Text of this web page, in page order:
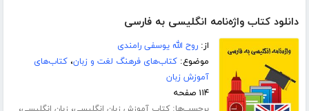
دانلود کتاب واژه‌نامه انگلیسی به فارسی
از:روح الله یوسفی رامندی
موضوع:کتاب‌های فرهنگ لغت و زبان،کتاب‌های
آموزش زبان
۱۱۴ صفحه
کتاب آموزش زبان انگلیسی زبان انگلیسی